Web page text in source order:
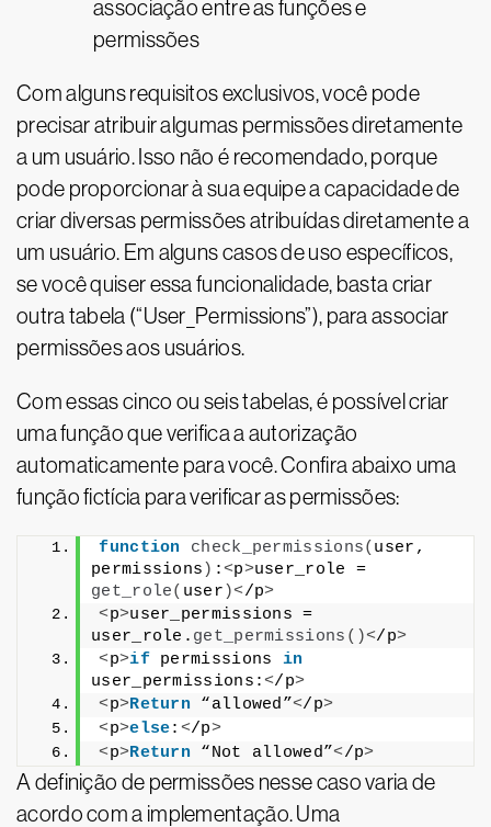
associação entre as funções e
permissões
Com alguns requisitos exclusivos, você pode
precisar atribuir algumas permissões diretamente
a um usuário. Isso não é recomendado, porque
pode proporcionar à sua equipe a capacidade de
criar diversas permissões atribuídas diretamente a
um usuário. Em alguns casos de uso específicos,
se você quiser essa funcionalidade, basta criar
outra tabela (“User_Permissions”), para associar
permissões aos usuários.
Com essas cinco ou seis tabelas, é possível criar
uma função que verifica a autorização
automaticamente para você. Confira abaixo uma
função fictícia para verificar as permissões:
function check_permissions( user,
permissions ) :<p>
get_role( user )</p>
<p>user_permissions =
user_role. get_permissions ()</p>
<p>if permissions in
user_permissions:</p>
<p>Return “allowed”</p>
<p>else: </p>
<p>Return “Not allowed”</p>
A definição de permissões nesse caso varia de
acordo com a implementação. Uma